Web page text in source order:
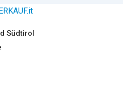
Südtirol